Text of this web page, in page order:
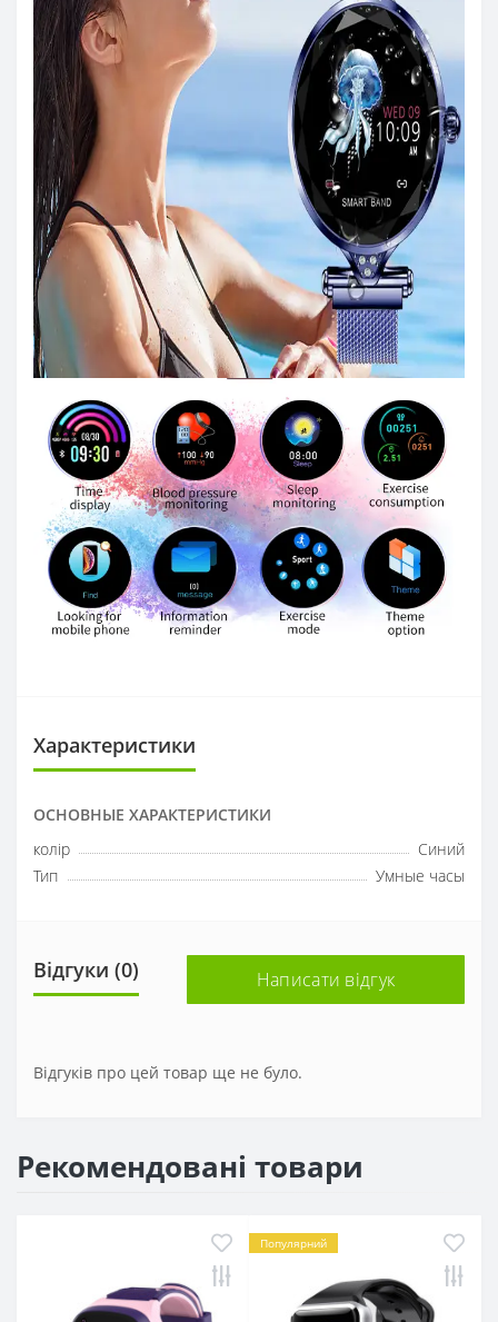
Характеристики
ОСНОВНЫЕ ХАРАКТЕРИСТИКИ
колір
Синий
Тип
Умные часы
Відгуки (0) Написати відгук
Відгуків про цей товар ще не було.
Рекомендовані товари
Популярний